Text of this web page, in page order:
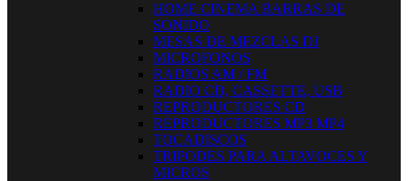
HOME CINEMA BARRAS DE
SONIDO
MESAS DE MEZCLAS DJ
MICROFONOS
RADIOS AM / FM
RADIO CD, CASSETTE, USB
REPRODUCTORES CD
REPRODUCTORES MP3 MP4
TOCADISCOS
TRIPODES PARA ALTAVOCES Y
MICROS